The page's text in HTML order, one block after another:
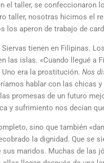
el taller, se confeccionaron
taller, nosotras hicimos el
los aperon de trabajo de
tienen en Filipinas.
las islas. «Cuando llegué
era la prostitución. Nos
hablar con las chicas
promesas de un futuro
y sufrimiento nos decían
sino que también
la dignidad. Que se
maridos. Muchas de las